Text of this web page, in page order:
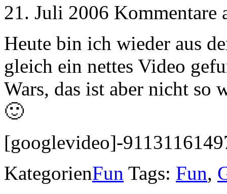
21. Juli 2006 Kommentare
Heute bin ich wieder aus
gleich ein nettes Video
Wars, das ist aber nicht so
🙂
[googlevideo]-
KategorienFun Tags: Fun,